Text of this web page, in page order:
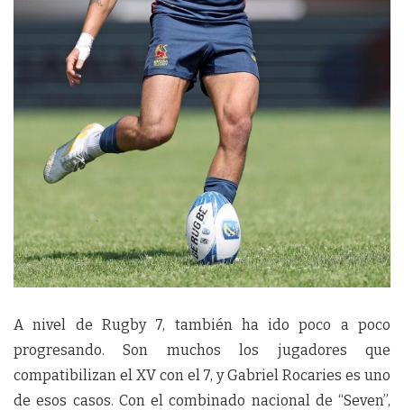
A nivel de Rugby 7, también ha ido poco a poco
progresando. Son muchos los jugadores que
compatibilizan el XV con el 7, y Gabriel Rocaries es uno
de esos casos. Con el combinado nacional de “Seven”,